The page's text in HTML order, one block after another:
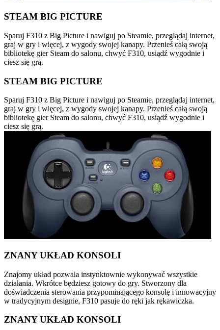
STEAM BIG PICTURE
Sparuj F310 z Big Picture i nawiguj po Steamie, przeglądaj internet,
graj w gry i więcej, z wygody swojej kanapy. Przenieś całą swoją
bibliotekę gier Steam do salonu, chwyć F310, usiądź wygodnie i
ciesz się grą.
STEAM BIG PICTURE
Sparuj F310 z Big Picture i nawiguj po Steamie, przeglądaj internet,
graj w gry i więcej, z wygody swojej kanapy. Przenieś całą swoją
bibliotekę gier Steam do salonu, chwyć F310, usiądź wygodnie i
ciesz się grą.
ZNANY UKŁAD KONSOLI
Znajomy układ pozwala instynktownie wykonywać wszystkie
działania. Wkrótce będziesz gotowy do gry. Stworzony dla
doświadczenia sterowania przypominającego konsolę i innowacyjny
w tradycyjnym designie, F310 pasuje do ręki jak rękawiczka.
ZNANY UKŁAD KONSOLI